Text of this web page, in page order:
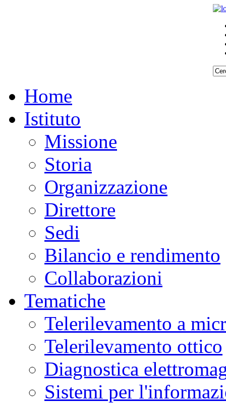
Home
Istituto
Missione
Storia
Organizzazione
Direttore
Sedi
Bilancio e rendimento
Collaborazioni
Tematiche
Telerilevamento a
Telerilevamento ottico
Diagnostica
Sistemi per